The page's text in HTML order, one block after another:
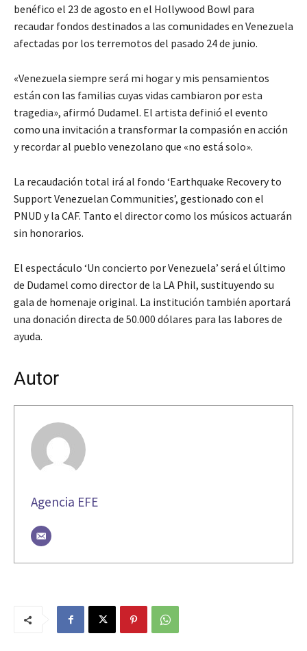
benéfico el 23 de agosto en el Hollywood Bowl para
recaudar fondos destinados a las comunidades en Venezuela
afectadas por los terremotos del pasado 24 de junio.
«Venezuela siempre será mi hogar y mis pensamientos
están con las familias cuyas vidas cambiaron por esta
tragedia», afirmó Dudamel. El artista definió el evento
como una invitación a transformar la compasión en acción
y recordar al pueblo venezolano que «no está solo».
La recaudación total irá al fondo ‘Earthquake Recovery to
Support Venezuelan Communities’, gestionado con el
PNUD y la CAF. Tanto el director como los músicos actuarán
sin honorarios.
El espectáculo ‘Un concierto por Venezuela’ será el último
de Dudamel como director de la LA Phil, sustituyendo su
gala de homenaje original. La institución también aportará
una donación directa de 50.000 dólares para las labores de
ayuda.
Autor
Agencia EFE